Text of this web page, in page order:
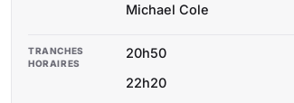
Michael Cole
TRANCHES
HORAIRES
20h50
22h20